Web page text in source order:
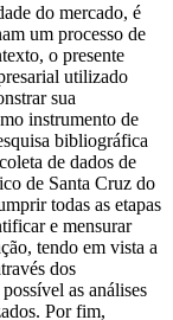
do mercado, é
um processo de
o presente
utilizado
sua
instrumento de
bibliográfica
de dados de
de Santa Cruz do
todas as etapas
e mensurar
tendo em vista a
dos
as análises
Por fim,